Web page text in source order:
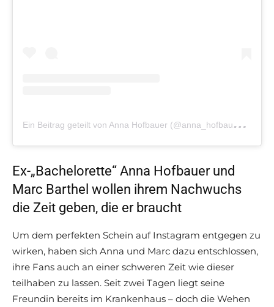
E
in Beitrag geteilt von Anna Hofbauer (@anna_hofbauer.official)
Ex-„Bachelorette“ Anna Hofbauer und
Marc Barthel wollen ihrem Nachwuchs
die Zeit geben, die er braucht
Um dem perfekten Schein auf Instagram entgegen zu
wirken, haben sich Anna und Marc dazu entschlossen,
ihre Fans auch an einer schweren Zeit wie dieser
teilhaben zu lassen. Seit zwei Tagen liegt seine
Freundin bereits im Krankenhaus – doch die Wehen